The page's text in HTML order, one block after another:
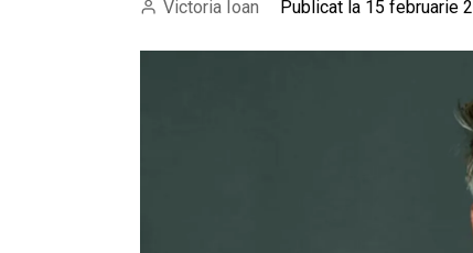
Victoria Ioan Publicat la 15 februarie